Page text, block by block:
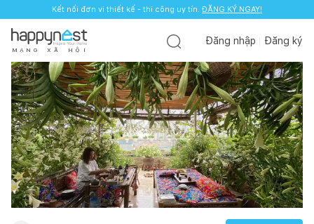
Kết nối đơn vị thiết kế - thi công uy tín. ĐĂNG KÝ NGAY!
M Ạ N G X Ã H Ộ I
Đăng nhập Đăng ký